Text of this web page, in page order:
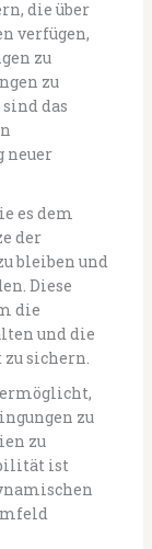
die über
verfügen,
zu
zu
das
neuer
es dem
der
bleiben und
Diese
die
und die
sichern.
zu
zu
ist